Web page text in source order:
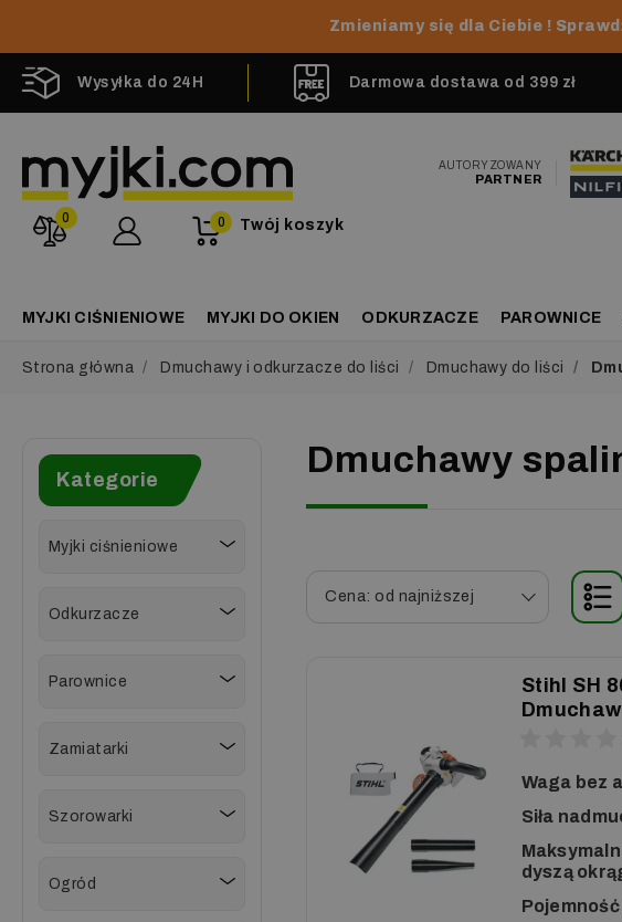
Zmieniamy się dla Ciebie !
Wysyłka do 24H Darmowa dostawa od 399 zł
AUTORYZOWANY
PARTNER
0 Twój koszyk
0
MYJKI CIŚNIENIOWE MYJKI DO OKIEN ODKURZACZE PAROWNICE
Strona główna Dmuchawy i odkurzacze do liści Dmuchawy do liści
Kategorie
Myjki ciśnieniowe
Odkurzacze
Parownice
Zamiatarki
Szorowarki
Ogród
Dmuchawy
Cena: od najniższej
Stihl SH
Waga bez
Siła
dyszą
Pojemność